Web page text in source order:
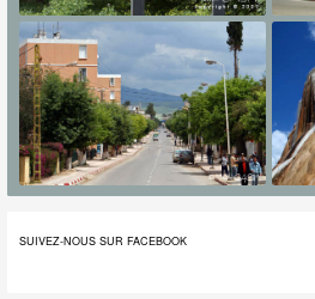
SUIVEZ-NOUS SUR FACEBOOK